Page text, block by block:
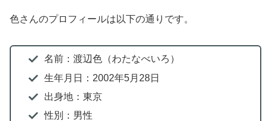
色さんのプロフィールは以下の通りです。
名前：渡辺色（わたなべいろ）
生年月日：2002年5月28日
出身地：東京
性別：男性